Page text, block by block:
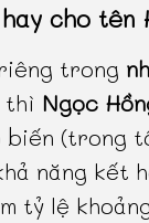
cho tên
trong
thì Ngọc
(trong
năng kết
tỷ lệ